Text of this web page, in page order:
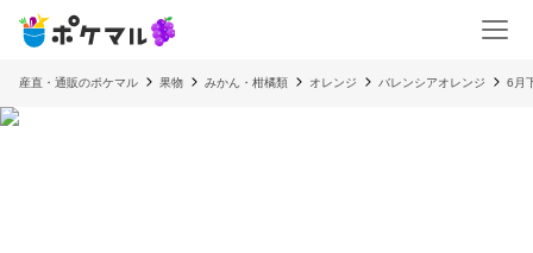
産直・通販のポケマル 果物 みかん・柑橘類 オレンジ バレンシアオレンジ 6月